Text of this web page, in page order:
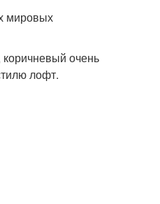
мировых
очень
лофт.